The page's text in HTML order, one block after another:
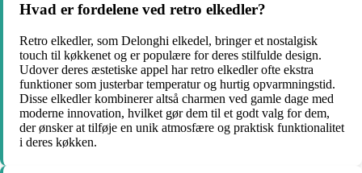
Hvad er fordelene ved retro elkedler?
Retro elkedler, som Delonghi elkedel, bringer et nostalgisk
touch til køkkenet og er populære for deres stilfulde design.
Udover deres æstetiske appel har retro elkedler ofte ekstra
funktioner som justerbar temperatur og hurtig opvarmningstid.
Disse elkedler kombinerer altså charmen ved gamle dage med
moderne innovation, hvilket gør dem til et godt valg for dem,
der ønsker at tilføje en unik atmosfære og praktisk funktionalitet
i deres køkken.